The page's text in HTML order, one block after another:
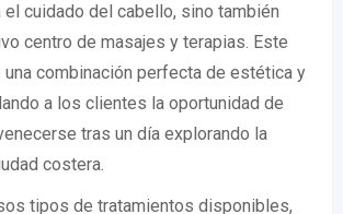
el cuidado del cabello, sino también
centro de masajes y terapias. Este
combinación perfecta de estética y
a los clientes la oportunidad de
tras un día explorando la
costera.
tipos de tratamientos disponibles,